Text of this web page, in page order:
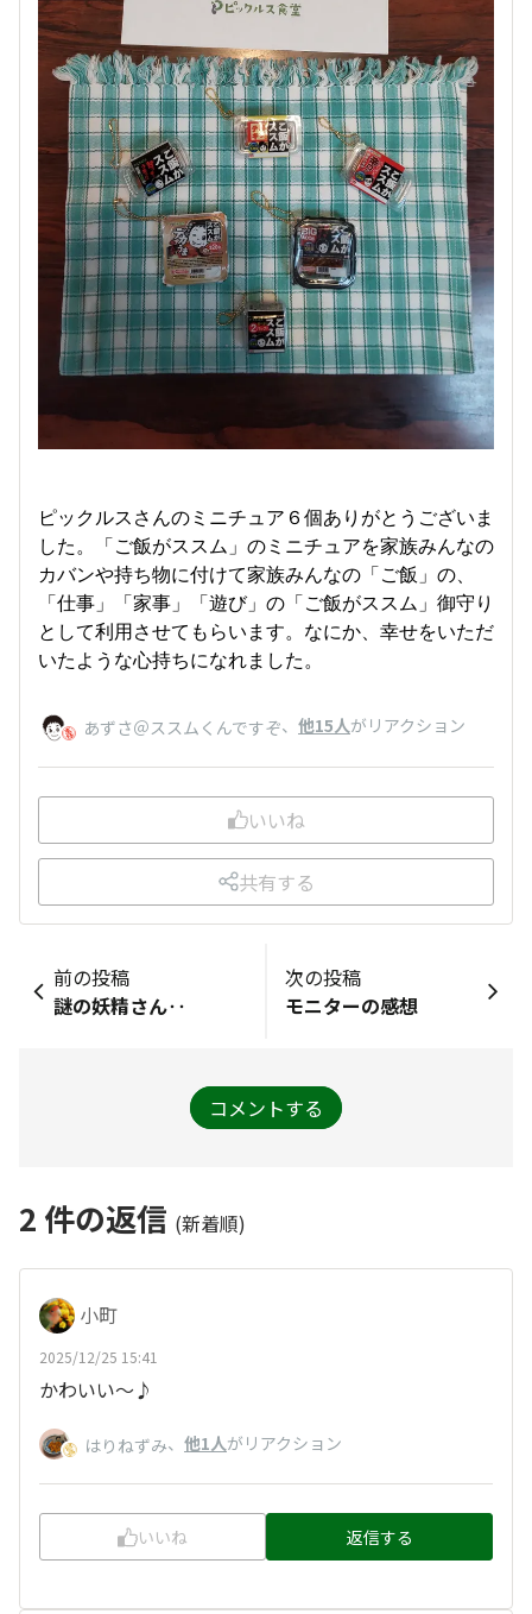
ピックルスさんのミニチュア６個ありがとうございま
した。「ご飯がススム」のミニチュアを家族みんなの
カバンや持ち物に付けて家族みんなの「ご飯」の、
「仕事」「家事」「遊び」の「ご飯がススム」御守り
として利用させてもらいます。なにか、幸せをいただ
いたような心持ちになれました。
あずさ＠ススムくんですぞ、 他15人がリアクション
いいね
共有する
前の投稿
謎の妖精さん‥
次の投稿
モニターの感想
コメントする
2 件の返信 (新着順)
小町
2025/12/25 15:41
かわいい～♪
はりねずみ、 他1人がリアクション
いいね 返信する